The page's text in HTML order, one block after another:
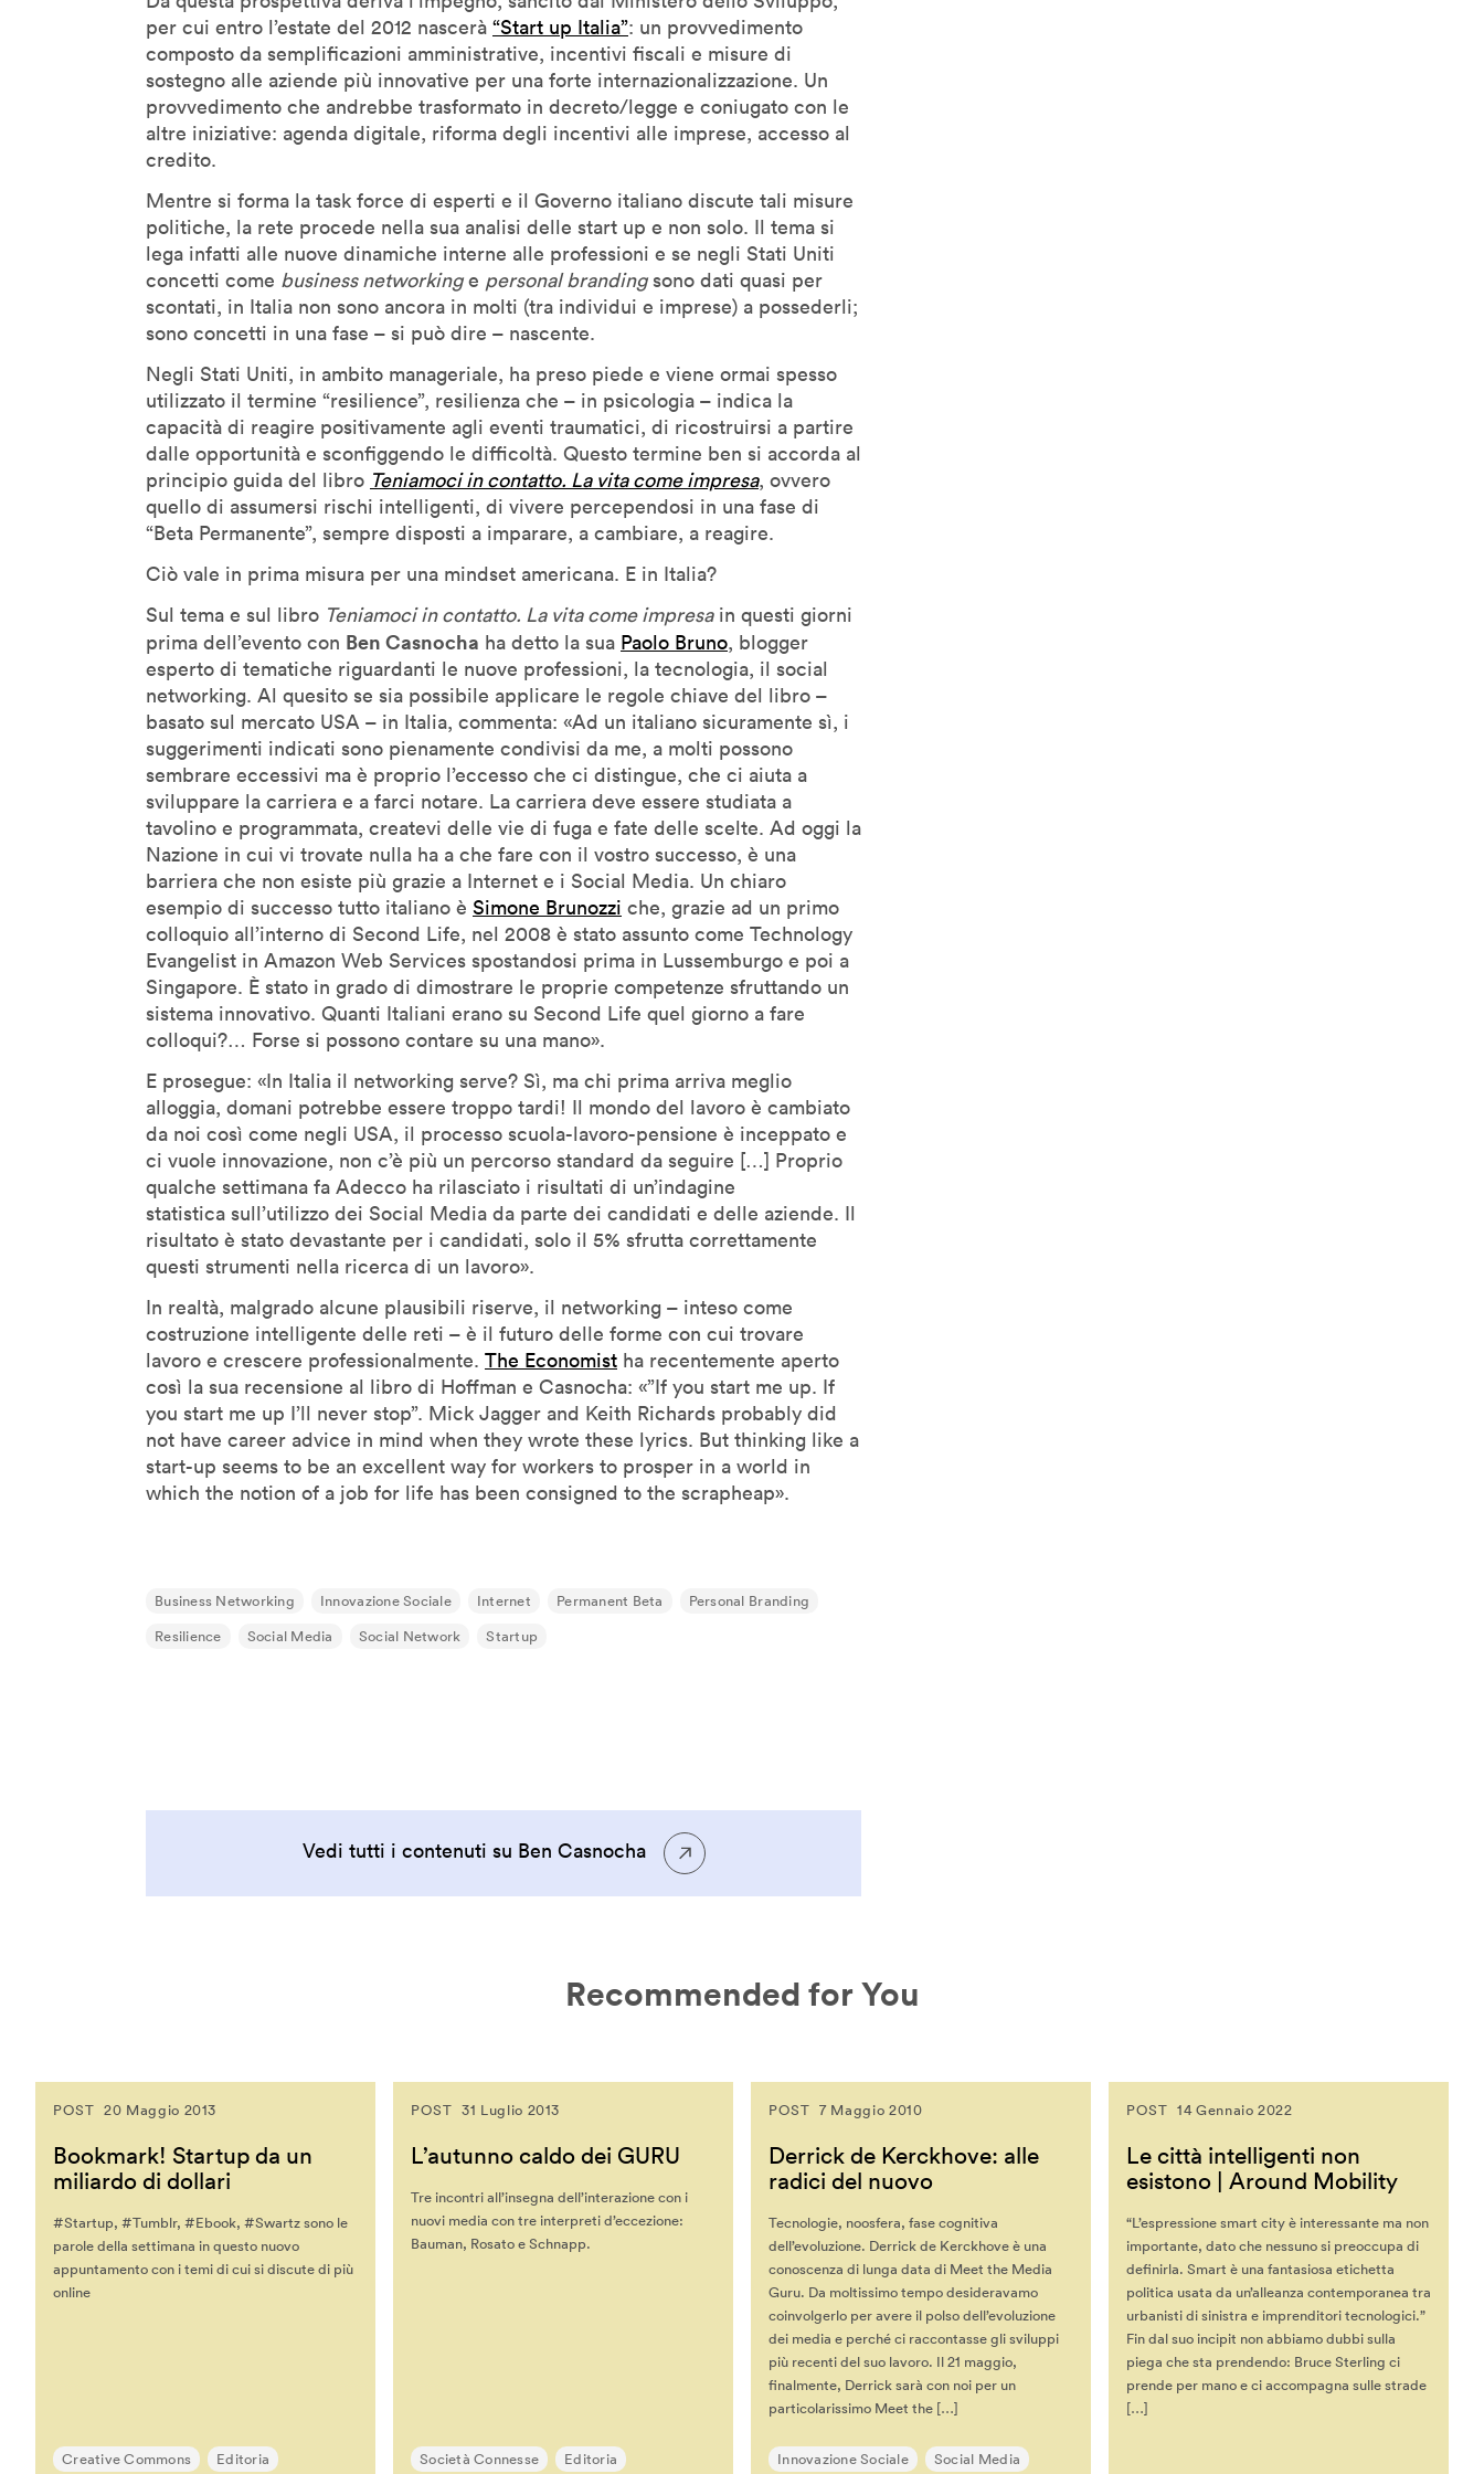
Denis Santachiara
Derrick De Kerckhove
Don Norman
Donatella Della Ratta
Eduardo Kac
Emanuele Micheli
Fabio Novembre
Francesco Paulo Marconi
Frank Rose
Freddy Paul Grunert
Gabo Arora
Geert Lovink
Geoff Mulgan
Giorgia Lupi
Giuliana Bruno
Glenn Lyons
Golan Levin
Helen Boaden
Hiroshi Ishii
Honor Harger
Hsin-Chien Huang
Italo Rota
Jack Horner
Jamie Metzl
Jane McGonigal
Jaron Lanier
Jeff Gomez
Jeffrey Schnapp
Jeffrey Shaw
John Lasseter
John Maeda
John Thackara
John Tolva
Jonathan Woetzel
Kaiser Kuo
Karan Singh
Keiichi Matsuda
Kevin B. Lee
Luigi Ferrara
Mark Rolston
Maryanne Wolf
Massimo Banzi
Maurice Benayoun
Mauro Martino
Michel Reilhac
per cui entro l’estate del 2012 nascerà “Start up Italia”: un provvedimento
composto da semplificazioni amministrative, incentivi fiscali e misure di
sostegno alle aziende più innovative per una forte internazionalizzazione. Un
provvedimento che andrebbe trasformato in decreto/legge e coniugato con le
altre iniziative: agenda digitale, riforma degli incentivi alle imprese, accesso al
credito.
Mentre si forma la task force di esperti e il Governo italiano discute tali misure
politiche, la rete procede nella sua analisi delle start up e non solo. Il tema si
lega infatti alle nuove dinamiche interne alle professioni e se negli Stati Uniti
concetti come business networkinge personal brandingsono dati quasi per
scontati, in Italia non sono ancora in molti (tra individui e imprese) a possederli;
sono concetti in una fase – si può dire – nascente.
Negli Stati Uniti, in ambito manageriale, ha preso piede e viene ormai spesso
utilizzato il termine “resilience”, resilienza che – in psicologia – indica la
capacità di reagire positivamente agli eventi traumatici, di ricostruirsi a partire
dalle opportunità e sconfiggendo le difficoltà. Questo termine ben si accorda al
principio guida del libro Teniamoci in contatto. La vita come impresa, ovvero
quello di assumersi rischi intelligenti, di vivere percependosi in una fase di
“Beta Permanente”, sempre disposti a imparare, a cambiare, a reagire.
Ciò vale in prima misura per una mindset americana. E in Italia?
Sul tema e sul libro Teniamoci in contatto. La vita come impresain questi giorni
prima dell’evento con Ben Casnocha ha detto la sua Paolo Bruno, blogger
esperto di tematiche riguardanti le nuove professioni, la tecnologia, il social
networking. Al quesito se sia possibile applicare le regole chiave del libro –
basato sul mercato USA – in Italia, commenta: «Ad un italiano sicuramente sì, i
suggerimenti indicati sono pienamente condivisi da me, a molti possono
sembrare eccessivi ma è proprio l’eccesso che ci distingue, che ci aiuta a
sviluppare la carriera e a farci notare. La carriera deve essere studiata a
tavolino e programmata, createvi delle vie di fuga e fate delle scelte. Ad oggi la
Nazione in cui vi trovate nulla ha a che fare con il vostro successo, è una
barriera che non esiste più grazie a Internet e i Social Media. Un chiaro
esempio di successo tutto italiano è Simone Brunozzi che, grazie ad un primo
colloquio all’interno di Second Life, nel 2008 è stato assunto come Technology
Evangelist in Amazon Web Services spostandosi prima in Lussemburgo e poi a
Singapore. È stato in grado di dimostrare le proprie competenze sfruttando un
sistema innovativo. Quanti Italiani erano su Second Life quel giorno a fare
colloqui?… Forse si possono contare su una mano».
E prosegue: «In Italia il networking serve? Sì, ma chi prima arriva meglio
alloggia, domani potrebbe essere troppo tardi! Il mondo del lavoro è cambiato
da noi così come negli USA, il processo scuola-lavoro-pensione è inceppato e
ci vuole innovazione, non c’è più un percorso standard da seguire […] Proprio
qualche settimana fa Adecco ha rilasciato i risultati di un’indagine
statistica sull’utilizzo dei Social Media da parte dei candidati e delle aziende. Il
risultato è stato devastante per i candidati, solo il 5% sfrutta correttamente
questi strumenti nella ricerca di un lavoro».
In realtà, malgrado alcune plausibili riserve, il networking – inteso come
costruzione intelligente delle reti – è il futuro delle forme con cui trovare
lavoro e crescere professionalmente. The Economist ha recentemente aperto
così la sua recensione al libro di Hoffman e Casnocha: «”If you start me up. If
you start me up I’ll never stop”. Mick Jagger and Keith Richards probably did
not have career advice in mind when they wrote these lyrics. But thinking like a
start-up seems to be an excellent way for workers to prosper in a world in
which the notion of a job for life has been consigned to the scrapheap».
Business Networking Innovazione Sociale Internet Permanent Beta
Personal Branding
Resilience
Social Media Social Network Startup
Vedi tutti i contenuti su Ben Casnocha
Recommended for You
POST 20 Maggio 2013
Bookmark! Startup da un
miliardo di dollari
#Startup, #Tumblr, #Ebook, #Swartz sono le
parole della settimana in questo nuovo
appuntamento con i temi di cui si discute di più
online
Creative Commons
Editoria
POST 31 Luglio 2013
L’autunno caldo dei GURU
Tre incontri all’insegna dell’interazione con i
nuovi media con tre interpreti d’eccezione:
Bauman, Rosato e Schnapp.
Società Connesse
Editoria
POST 7 Maggio 2010
Derrick de Kerckhove: alle
radici del nuovo
Tecnologie, noosfera, fase cognitiva
dell’evoluzione. Derrick de Kerckhove è una
conoscenza di lunga data di Meet the Media
Guru. Da moltissimo tempo desideravamo
coinvolgerlo per avere il polso dell’evoluzione
dei media e perché ci raccontasse gli sviluppi
più recenti del suo lavoro. Il 21 maggio,
finalmente, Derrick sarà con noi per un
particolarissimo Meet the […]
Innovazione Sociale
Social Media
POST 14 Gennaio 2022
Le città intelligenti non
esistono | Around Mobility
“L’espressione smart city è interessante ma non
importante, dato che nessuno si preoccupa di
definirla. Smart è una fantasiosa etichetta
politica usata da un’alleanza contemporanea tra
urbanisti di sinistra e imprenditori tecnologici.”
Fin dal suo incipit non abbiamo dubbi sulla
piega che sta prendendo: Bruce Sterling ci
prende per mano e ci accompagna sulle strade
[…]